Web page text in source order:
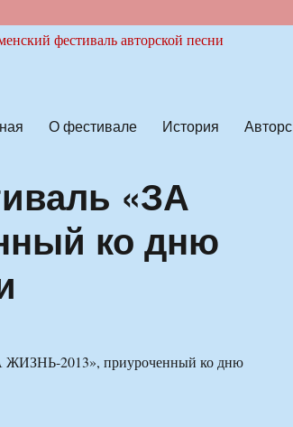
О фестивале История
«ЗА
ко дню